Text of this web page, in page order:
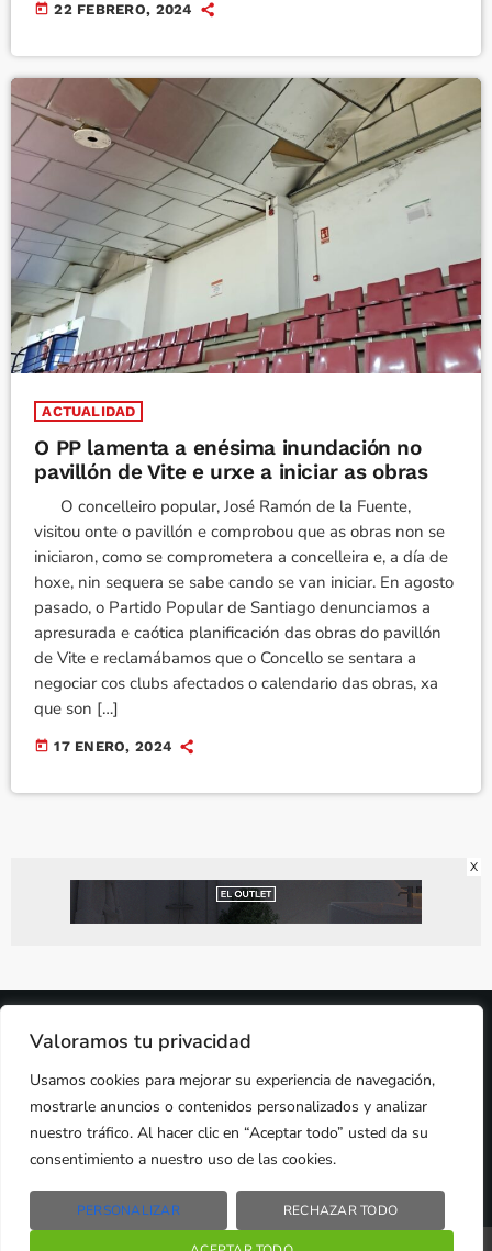
Valoramos tu privacidad
Usamos cookies para mejorar su experiencia de navegación,
mostrarle anuncios o contenidos personalizados y analizar
nuestro tráfico. Al hacer clic en “Aceptar todo” usted da su
consentimiento a nuestro uso de las cookies.
PERSONALIZAR RECHAZAR TODO
today 22 FEBRERO, 2024
ACTUALIDAD
O PP lamenta a enésima inundación no
pavillón de Vite e urxe a iniciar as obras
O concelleiro popular, José Ramón de la Fuente,
visitou onte o pavillón e comprobou que as obras non se
iniciaron, como se comprometera a concelleira e, a día de
hoxe, nin sequera se sabe cando se van iniciar. En agosto
pasado, o Partido Popular de Santiago denunciamos a
apresurada e caótica planificación das obras do pavillón
de Vite e reclamábamos que o Concello se sentara a
negociar cos clubs afectados o calendario das obras, xa
que son […]
today 17 ENERO, 2024
X
2024 © PROPIEDAD DE DEZASETE MEDIA SL
COOKIES
AVISO LEGAL
PUBLICIDAD
CONTACTO